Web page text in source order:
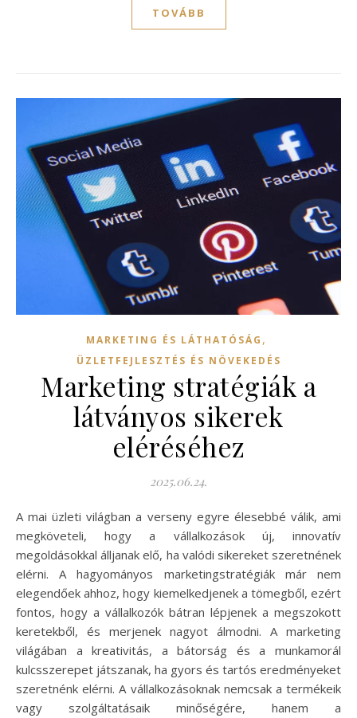
TOVÁBB
MARKETING ÉS LÁTHATÓSÁG ,
ÜZLETFEJLESZTÉS ÉS NÖVEKEDÉS
Marketing stratégiák a
látványos sikerek
eléréséhez
2025.06.24.
A mai üzleti világban a verseny egyre élesebbé válik, ami
megköveteli, hogy a vállalkozások új, innovatív
megoldásokkal álljanak elő, ha valódi sikereket szeretnének
elérni. A hagyományos marketingstratégiák már nem
elegendőek ahhoz, hogy kiemelkedjenek a tömegből, ezért
fontos, hogy a vállalkozók bátran lépjenek a megszokott
keretekből, és merjenek nagyot álmodni. A marketing
világában a kreativitás, a bátorság és a munkamorál
kulcsszerepet játszanak, ha gyors és tartós eredményeket
szeretnénk elérni. A vállalkozásoknak nemcsak a termékeik
vagy szolgáltatásaik minőségére, hanem a